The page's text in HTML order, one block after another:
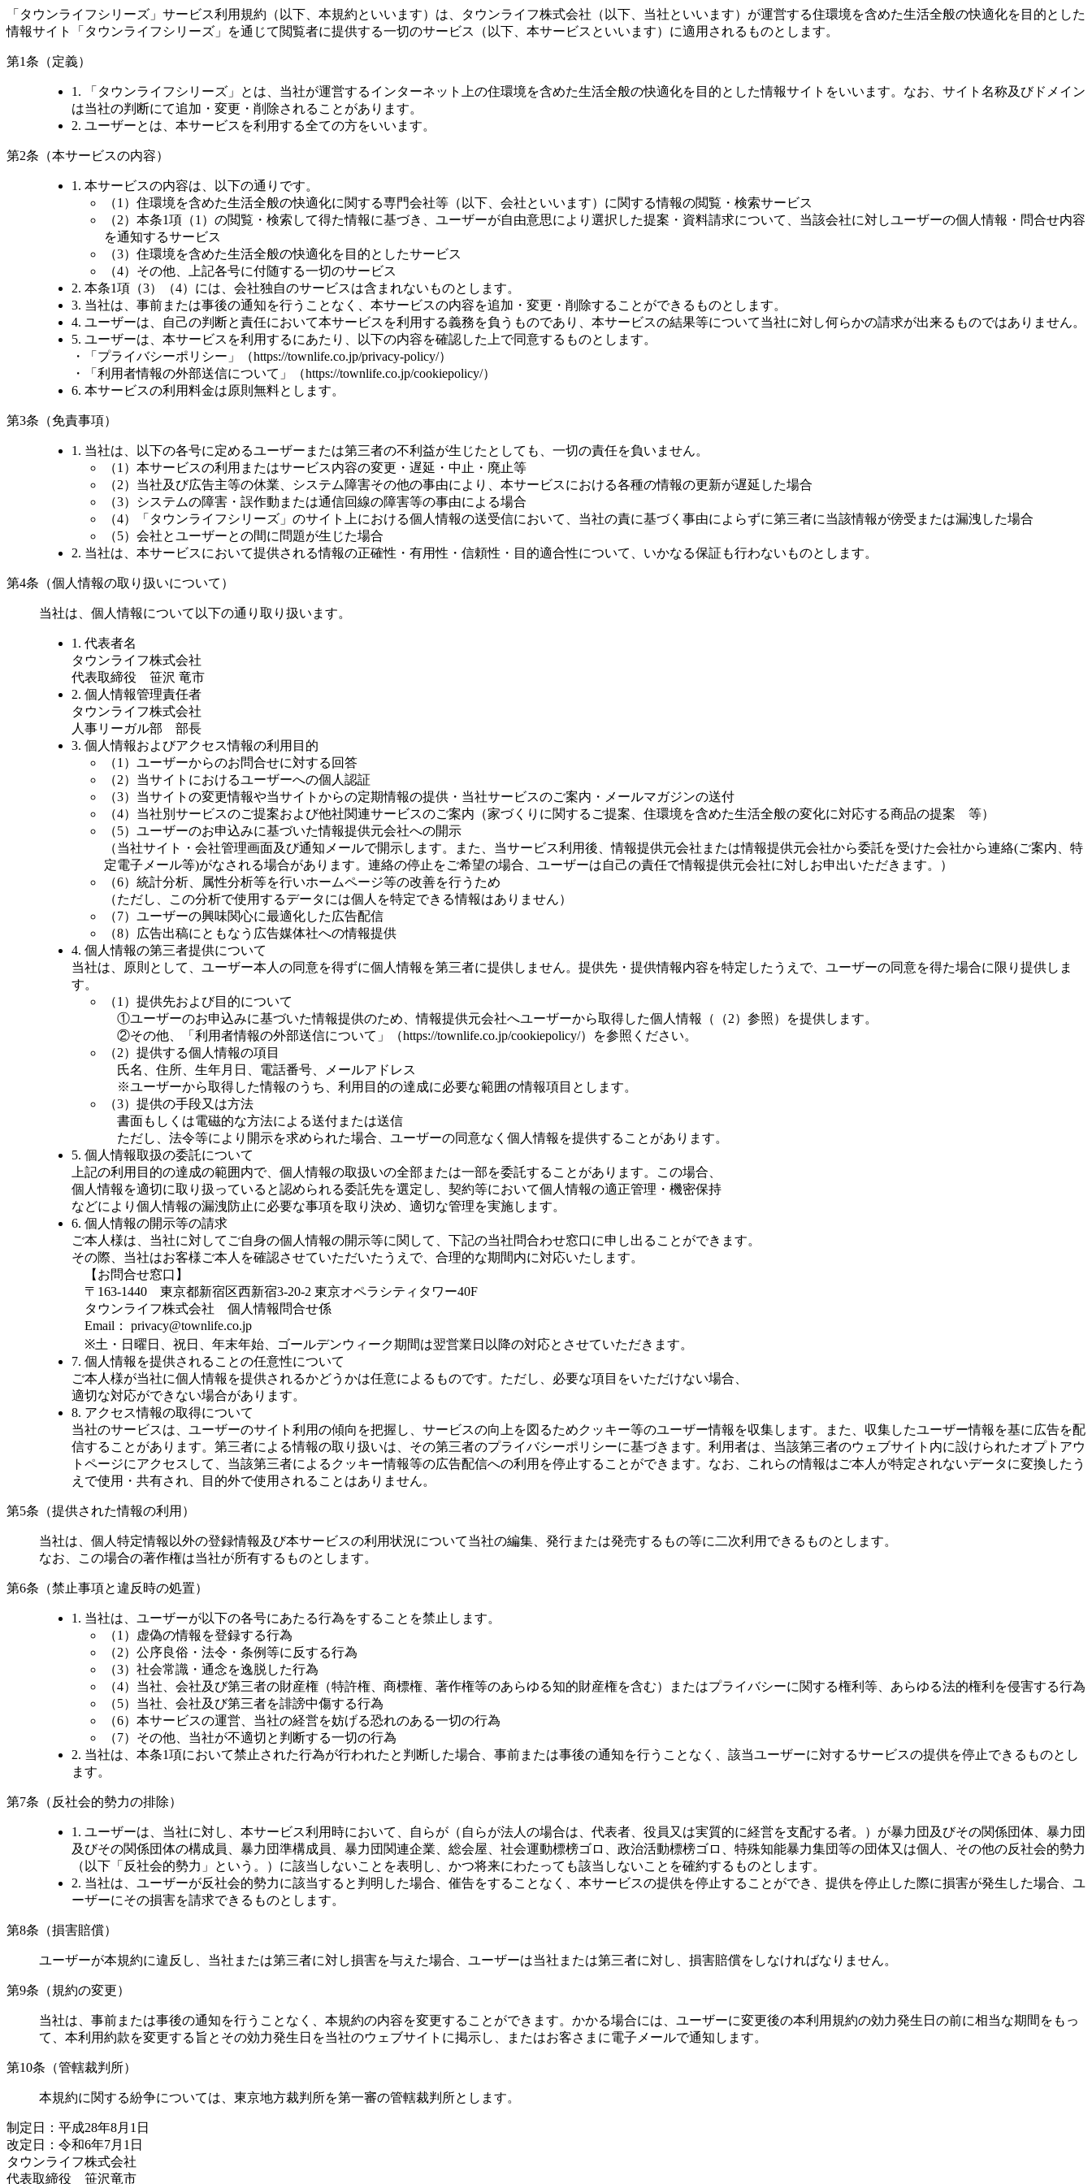
「タウンライフシリーズ」サービス利用規約（以下、本規約といいます）は、タウンライフ株式会社（以下、当社といいます）が運営する住環境を含めた生活全般の快適化を目的とした
情報サイト「タウンライフシリーズ」を通じて閲覧者に提供する一切のサービス（以下、本サービスといいます）に適用されるものとします。
第1条（定義）
1. 「タウンライフシリーズ」とは、当社が運営するインターネット上の住環境を含めた生活全般の快適化を目的とした情報サイトをいいます。なお、サイト名称及びドメイン
は当社の判断にて追加・変更・削除されることがあります。
2. ユーザーとは、本サービスを利用する全ての方をいいます。
第2条（本サービスの内容）
1. 本サービスの内容は、以下の通りです。
（1）住環境を含めた生活全般の快適化に関する専門会社等（以下、会社といいます）に関する情報の閲覧・検索サービス
（2）本条1項（1）の閲覧・検索して得た情報に基づき、ユーザーが自由意思により選択した提案・資料請求について、当該会社に対しユーザーの個人情報・問合せ内容
を通知するサービス
（3）住環境を含めた生活全般の快適化を目的としたサービス
（4）その他、上記各号に付随する一切のサービス
2. 本条1項（3）（4）には、会社独自のサービスは含まれないものとします。
3. 当社は、事前または事後の通知を行うことなく、本サービスの内容を追加・変更・削除することができるものとします。
4. ユーザーは、自己の判断と責任において本サービスを利用する義務を負うものであり、本サービスの結果等について当社に対し何らかの請求が出来るものではありません。
5. ユーザーは、本サービスを利用するにあたり、以下の内容を確認した上で同意するものとします。
・「プライバシーポリシー」（https://townlife.co.jp/privacy-policy/）
・「利用者情報の外部送信について」（https://townlife.co.jp/cookiepolicy/）
6. 本サービスの利用料金は原則無料とします。
第3条（免責事項）
1. 当社は、以下の各号に定めるユーザーまたは第三者の不利益が生じたとしても、一切の責任を負いません。
（1）本サービスの利用またはサービス内容の変更・遅延・中止・廃止等
（2）当社及び広告主等の休業、システム障害その他の事由により、本サービスにおける各種の情報の更新が遅延した場合
（3）システムの障害・誤作動または通信回線の障害等の事由による場合
（4）「タウンライフシリーズ」のサイト上における個人情報の送受信において、当社の責に基づく事由によらずに第三者に当該情報が傍受または漏洩した場合
（5）会社とユーザーとの間に問題が生じた場合
2. 当社は、本サービスにおいて提供される情報の正確性・有用性・信頼性・目的適合性について、いかなる保証も行わないものとします。
第4条（個人情報の取り扱いについて）
当社は、個人情報について以下の通り取り扱います。
1. 代表者名
タウンライフ株式会社
代表取締役 笹沢 竜市
2. 個人情報管理責任者
タウンライフ株式会社
人事リーガル部 部長
3. 個人情報およびアクセス情報の利用目的
（1）ユーザーからのお問合せに対する回答
（2）当サイトにおけるユーザーへの個人認証
（3）当サイトの変更情報や当サイトからの定期情報の提供・当社サービスのご案内・メールマガジンの送付
（4）当社別サービスのご提案および他社関連サービスのご案内（家づくりに関するご提案、住環境を含めた生活全般の変化に対応する商品の提案 等）
（5）ユーザーのお申込みに基づいた情報提供元会社への開示
（当社サイト・会社管理画面及び通知メールで開示します。また、当サービス利用後、情報提供元会社または情報提供元会社から委託を受けた会社から連絡(ご案内、特
定電子メール等)がなされる場合があります。連絡の停止をご希望の場合、ユーザーは自己の責任で情報提供元会社に対しお申出いただきます。）
（6）統計分析、属性分析等を行いホームページ等の改善を行うため
（ただし、この分析で使用するデータには個人を特定できる情報はありません）
（7）ユーザーの興味関心に最適化した広告配信
（8）広告出稿にともなう広告媒体社への情報提供
4. 個人情報の第三者提供について
当社は、原則として、ユーザー本人の同意を得ずに個人情報を第三者に提供しません。提供先・提供情報内容を特定したうえで、ユーザーの同意を得た場合に限り提供しま
す。
（1）提供先および目的について
①ユーザーのお申込みに基づいた情報提供のため、情報提供元会社へユーザーから取得した個人情報（（2）参照）を提供します。
②その他、「利用者情報の外部送信について」（https://townlife.co.jp/cookiepolicy/）を参照ください。
（2）提供する個人情報の項目
氏名、住所、生年月日、電話番号、メールアドレス
※ユーザーから取得した情報のうち、利用目的の達成に必要な範囲の情報項目とします。
（3）提供の手段又は方法
書面もしくは電磁的な方法による送付または送信
ただし、法令等により開示を求められた場合、ユーザーの同意なく個人情報を提供することがあります。
5. 個人情報取扱の委託について
上記の利用目的の達成の範囲内で、個人情報の取扱いの全部または一部を委託することがあります。この場合、
個人情報を適切に取り扱っていると認められる委託先を選定し、契約等において個人情報の適正管理・機密保持
などにより個人情報の漏洩防止に必要な事項を取り決め、適切な管理を実施します。
6. 個人情報の開示等の請求
ご本人様は、当社に対してご自身の個人情報の開示等に関して、下記の当社問合わせ窓口に申し出ることができます。
その際、当社はお客様ご本人を確認させていただいたうえで、合理的な期間内に対応いたします。
【お問合せ窓口】
〒163-1440 東京都新宿区西新宿3-20-2 東京オペラシティタワー40F
タウンライフ株式会社 個人情報問合せ係
Email： privacy@townlife.co.jp
※土・日曜日、祝日、年末年始、ゴールデンウィーク期間は翌営業日以降の対応とさせていただきます。
7. 個人情報を提供されることの任意性について
ご本人様が当社に個人情報を提供されるかどうかは任意によるものです。ただし、必要な項目をいただけない場合、
適切な対応ができない場合があります。
8. アクセス情報の取得について
当社のサービスは、ユーザーのサイト利用の傾向を把握し、サービスの向上を図るためクッキー等のユーザー情報を収集します。また、収集したユーザー情報を基に広告を配
信することがあります。第三者による情報の取り扱いは、その第三者のプライバシーポリシーに基づきます。利用者は、当該第三者のウェブサイト内に設けられたオプトアウ
トページにアクセスして、当該第三者によるクッキー情報等の広告配信への利用を停止することができます。なお、これらの情報はご本人が特定されないデータに変換したう
えで使用・共有され、目的外で使用されることはありません。
第5条（提供された情報の利用）
当社は、個人特定情報以外の登録情報及び本サービスの利用状況について当社の編集、発行または発売するもの等に二次利用できるものとします。
なお、この場合の著作権は当社が所有するものとします。
第6条（禁止事項と違反時の処置）
1. 当社は、ユーザーが以下の各号にあたる行為をすることを禁止します。
（1）虚偽の情報を登録する行為
（2）公序良俗・法令・条例等に反する行為
（3）社会常識・通念を逸脱した行為
（4）当社、会社及び第三者の財産権（特許権、商標権、著作権等のあらゆる知的財産権を含む）またはプライバシーに関する権利等、あらゆる法的権利を侵害する行為
（5）当社、会社及び第三者を誹謗中傷する行為
（6）本サービスの運営、当社の経営を妨げる恐れのある一切の行為
（7）その他、当社が不適切と判断する一切の行為
2. 当社は、本条1項において禁止された行為が行われたと判断した場合、事前または事後の通知を行うことなく、該当ユーザーに対するサービスの提供を停止できるものとし
ます。
第7条（反社会的勢力の排除）
1. ユーザーは、当社に対し、本サービス利用時において、自らが（自らが法人の場合は、代表者、役員又は実質的に経営を支配する者。）が暴力団及びその関係団体、暴力団
及びその関係団体の構成員、暴力団準構成員、暴力団関連企業、総会屋、社会運動標榜ゴロ、政治活動標榜ゴロ、特殊知能暴力集団等の団体又は個人、その他の反社会的勢力
（以下「反社会的勢力」という。）に該当しないことを表明し、かつ将来にわたっても該当しないことを確約するものとします。
2. 当社は、ユーザーが反社会的勢力に該当すると判明した場合、催告をすることなく、本サービスの提供を停止することができ、提供を停止した際に損害が発生した場合、ユ
ーザーにその損害を請求できるものとします。
第8条（損害賠償）
ユーザーが本規約に違反し、当社または第三者に対し損害を与えた場合、ユーザーは当社または第三者に対し、損害賠償をしなければなりません。
第9条（規約の変更）
当社は、事前または事後の通知を行うことなく、本規約の内容を変更することができます。かかる場合には、ユーザーに変更後の本利用規約の効力発生日の前に相当な期間をもっ
て、本利用約款を変更する旨とその効力発生日を当社のウェブサイトに掲示し、またはお客さまに電子メールで通知します。
第10条（管轄裁判所）
本規約に関する紛争については、東京地方裁判所を第一審の管轄裁判所とします。
制定日：平成28年8月1日
改定日：令和6年7月1日
タウンライフ株式会社
代表取締役 笹沢竜市